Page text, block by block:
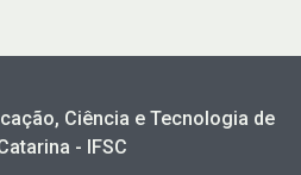
Ciência e Tecnologia de
- IFSC